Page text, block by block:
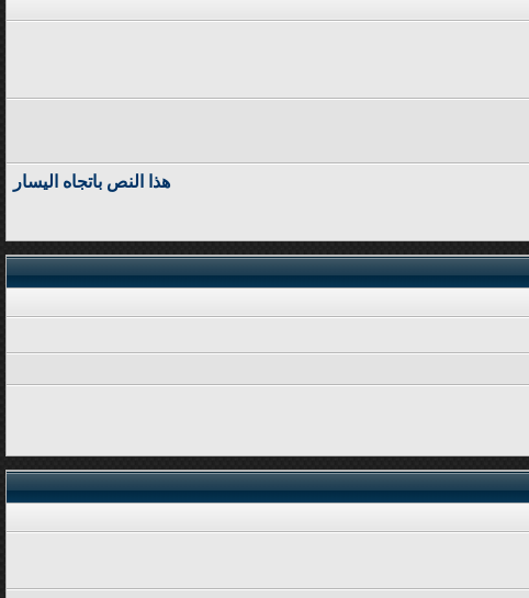
هذا النص باتجاه اليسار